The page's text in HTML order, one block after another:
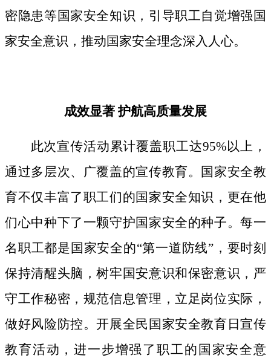
密隐患等国家安全知识，引导职工自觉增强国
家安全意识，推动国家安全理念深入人心。
成效显著护航高质量发展
此次宣传活动累计覆盖职工达95%以上，
通过多层次、广覆盖的宣传教育。国家安全教
育不仅丰富了职工们的国家安全知识，更在他
们心中种下了一颗守护国家安全的种子。每一
名职工都是国家安全的“第一道防线”，要时刻
保持清醒头脑，树牢国安意识和保密意识，严
守工作秘密，规范信息管理，立足岗位实际，
做好风险防控。开展全民国家安全教育日宣传
教育活动，进一步增强了职工的国家安全意